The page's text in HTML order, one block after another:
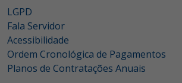
LGPD
Fala Servidor
Acessibilidade
Ordem Cronológica de Pagamentos
Planos de Contratações Anuais